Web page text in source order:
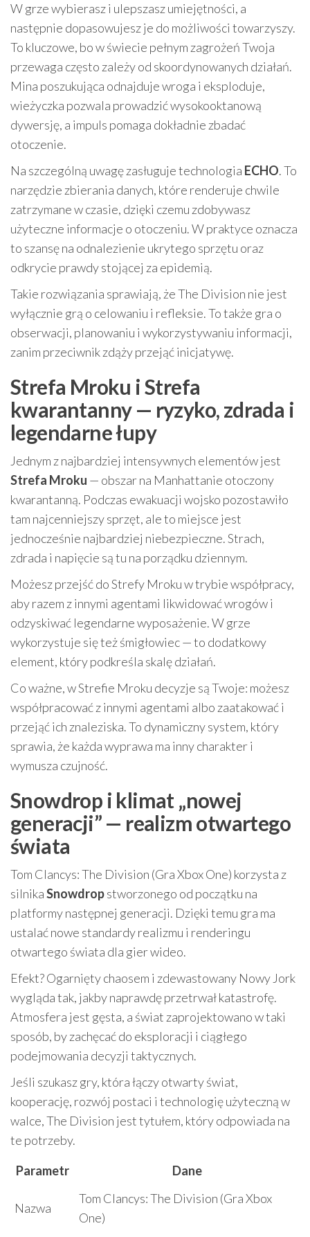
W grze wybierasz i ulepszasz umiejętności, a
następnie dopasowujesz je do możliwości towarzyszy.
To kluczowe, bo w świecie pełnym zagrożeń Twoja
przewaga często zależy od skoordynowanych działań.
Mina poszukująca odnajduje wroga i eksploduje,
wieżyczka pozwala prowadzić wysokooktanową
dywersję, a impuls pomaga dokładnie zbadać
otoczenie.
Na szczególną uwagę zasługuje technologia ECHO. To
narzędzie zbierania danych, które renderuje chwile
zatrzymane w czasie, dzięki czemu zdobywasz
użyteczne informacje o otoczeniu. W praktyce oznacza
to szansę na odnalezienie ukrytego sprzętu oraz
odkrycie prawdy stojącej za epidemią.
Takie rozwiązania sprawiają, że The Division nie jest
wyłącznie grą o celowaniu i refleksie. To także gra o
obserwacji, planowaniu i wykorzystywaniu informacji,
zanim przeciwnik zdąży przejąć inicjatywę.
Strefa Mroku i Strefa
kwarantanny — ryzyko, zdrada i
legendarne łupy
Jednym z najbardziej intensywnych elementów jest
Strefa Mroku — obszar na Manhattanie otoczony
kwarantanną. Podczas ewakuacji wojsko pozostawiło
tam najcenniejszy sprzęt, ale to miejsce jest
jednocześnie najbardziej niebezpieczne. Strach,
zdrada i napięcie są tu na porządku dziennym.
Możesz przejść do Strefy Mroku w trybie współpracy,
aby razem z innymi agentami likwidować wrogów i
odzyskiwać legendarne wyposażenie. W grze
wykorzystuje się też śmigłowiec — to dodatkowy
element, który podkreśla skalę działań.
Co ważne, w Strefie Mroku decyzje są Twoje: możesz
współpracować z innymi agentami albo zaatakować i
przejąć ich znaleziska. To dynamiczny system, który
sprawia, że każda wyprawa ma inny charakter i
wymusza czujność.
Snowdrop i klimat „nowej
generacji” — realizm otwartego
świata
Tom Clancys: The Division (Gra Xbox One) korzysta z
silnikaSnowdropstworzonego od początku na
platformy następnej generacji. Dzięki temu gra ma
ustalać nowe standardy realizmu i renderingu
otwartego świata dla gier wideo.
Efekt? Ogarnięty chaosem i zdewastowany Nowy Jork
wygląda tak, jakby naprawdę przetrwał katastrofę.
Atmosfera jest gęsta, a świat zaprojektowano w taki
sposób, by zachęcać do eksploracji i ciągłego
podejmowania decyzji taktycznych.
Jeśli szukasz gry, która łączy otwarty świat,
kooperację, rozwój postaci i technologię użyteczną w
walce, The Division jest tytułem, który odpowiada na
te potrzeby.
Parametr
Dane
Nazwa
Tom Clancys: The Division (Gra Xbox
One)